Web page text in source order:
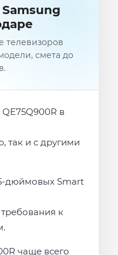
телевизоров
смета до
в
так и с другими
дюймовых Smart
к
чаще всего